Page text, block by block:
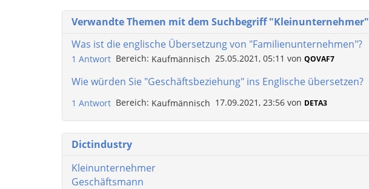
Verwandte Themen mit dem Suchbegriff "Kleinunternehmer"
Was ist die englische Übersetzung von "Familienunternehmen"?
1 Antwort Bereich: Kaufmännisch 25.05.2021, 05:11 von QOVAF7
Wie würden Sie "Geschäftsbeziehung" ins Englische übersetzen?
1 Antwort Bereich: Kaufmännisch 17.09.2021, 23:56 von DETA3
Dictindustry
Kleinunternehmer
Geschäftsmann